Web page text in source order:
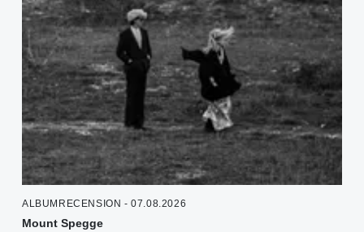
ALBUMRECENSION - 07.08.2026
Mount Spegge